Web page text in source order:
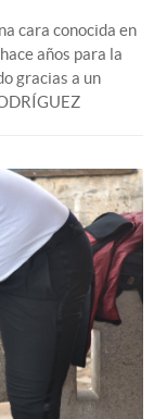
cara conocida en
años para la
gracias a un